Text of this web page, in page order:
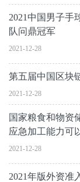
2021中国男子手
队问鼎冠军
2021-12-28
第五届中国区块
2021-12-28
国家粮食和物资
应急加工能力可
2021-12-28
2021年版外资准